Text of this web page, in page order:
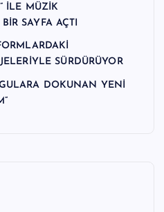
İLE MÜZİK
SAYFA AÇTI
SÜRDÜRÜYOR
DOKUNAN YENİ